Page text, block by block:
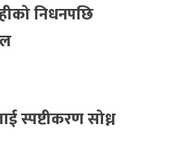
निधनपछि
स्पष्टीकरण सोध्न